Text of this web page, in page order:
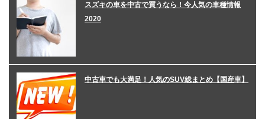
スズキの車を中古で買うなら！今人気の車種情報
2020
中古車でも大満足！人気のSUV総まとめ【国産車】